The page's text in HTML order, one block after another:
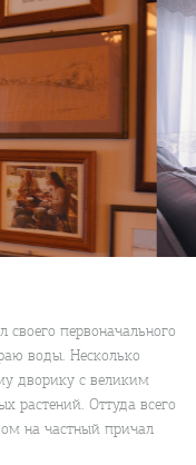
своего первоначального
воды. Несколько
дворику с великим
растений. Оттуда всего
на частный причал